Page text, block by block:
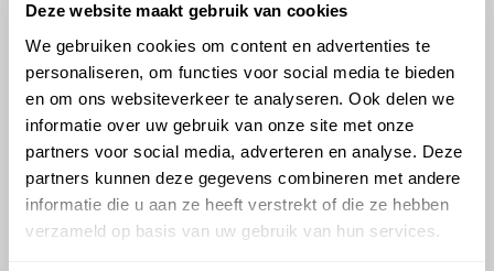
Deze website maakt gebruik van cookies
We gebruiken cookies om content en advertenties te
personaliseren, om functies voor social media te bieden
en om ons websiteverkeer te analyseren. Ook delen we
informatie over uw gebruik van onze site met onze
partners voor social media, adverteren en analyse. Deze
partners kunnen deze gegevens combineren met andere
informatie die u aan ze heeft verstrekt of die ze hebben
verzameld op basis van uw gebruik van hun services.
Ververs elke 24 maanden
Koelsysteem
Inhoud 7 liter
Xtra Coolant G40 -37 graden